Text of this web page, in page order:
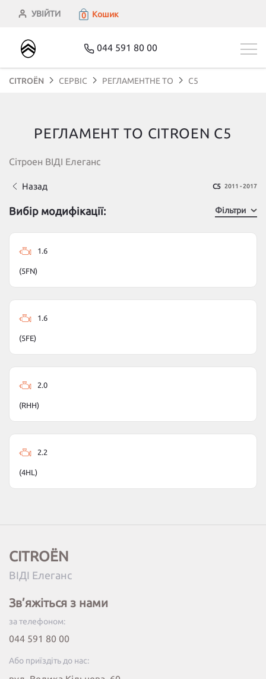
УВІЙТИ 0 Кошик
044 591 80 00
CITROЁN СЕРВІС РЕГЛАМЕНТНЕ ТО C5
РЕГЛАМЕНТ ТО CITROEN C5
Сітроен ВІДІ Елеганс
Назад C5 2011 - 2017
Вибір модифікації: Фільтри
1.6
(5FN)
1.6
(5FE)
2.0
(RHH)
2.2
(4HL)
CITROËN
ВІДІ Елеганс
Зв’яжіться з нами
за телефоном:
044 591 80 00
Або приїздіть до нас: